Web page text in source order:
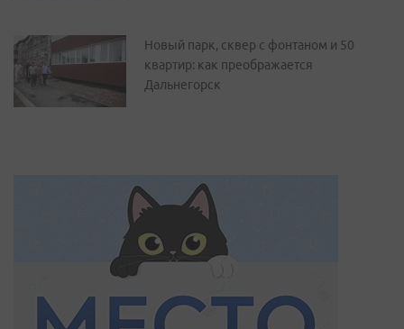
Новый парк, сквер с фонтаном и 50
квартир: как преображается
Дальнегорск